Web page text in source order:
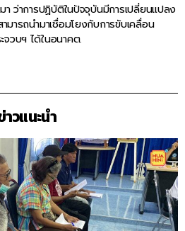
า ว่าการปฏิบัติในปัจจุบันมีการเปลี่ยนแปลง
มารถนำมาเชื่อมโยงกับการขับเคลื่อน
วบฯ ได้ในอนาคต.
าวแนะนำ